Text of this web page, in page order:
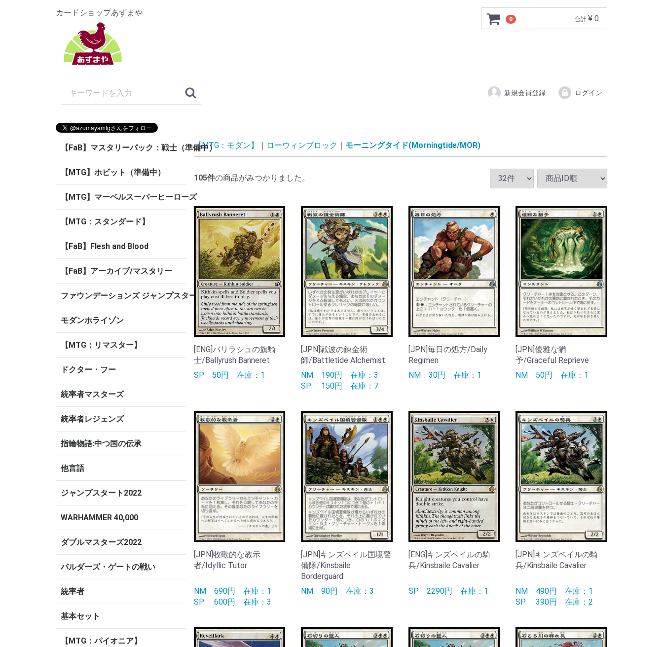
カードショップあずまや
新規会員登録 ログイン
0 合計 ¥ 0
【FaB】マスタリーパック：戦士（準備中）
【MTG】ホビット（準備中）
【MTG】マーベルスーパーヒーローズ
【MTG：スタンダード】
【FaB】Flesh and Blood
【FaB】アーカイブ/マスタリー
ファウンデーションズ ジャンプスタート
モダンホライゾン
【MTG：リマスター】
ドクター・フー
統率者マスターズ
統率者レジェンズ
指輪物語:中つ国の伝承
他言語
ジャンプスタート2022
WARHAMMER 40,000
ダブルマスターズ2022
バルダーズ・ゲートの戦い
統率者
基本セット
【MTG：パイオニア】
【MTG：モダン】 ローウィンブロック モーニングタイド(Morningtide/MOR)
105件の商品がみつかりました。
[ENG]バリラシュの旗騎
士/Ballyrush Banneret
SP 50円 在庫：1
[JPN]戦波の錬金術
師/Battletide Alchemist
NM 190円在庫：3
SP
150円在庫：7
[JPN]毎日の処方/Daily
Regimen
NM 30円 在庫：1
[JPN]優雅な猶
予/Graceful Reprieve
NM 50円在庫：1
[JPN]牧歌的な教示
者/Idyllic Tutor
NM 690円 在庫：1
SP
600円 在庫：3
[JPN]キンズベイル国境警
備隊/Kinsbaile
Borderguard
NM90円在庫：3
[ENG]キンズベイルの騎
兵/Kinsbaile Cavalier
SP 2290円 在庫：1
[JPN]キンズベイルの騎
兵/Kinsbaile Cavalier
NM 490円在庫：1
SP
390円在庫：2